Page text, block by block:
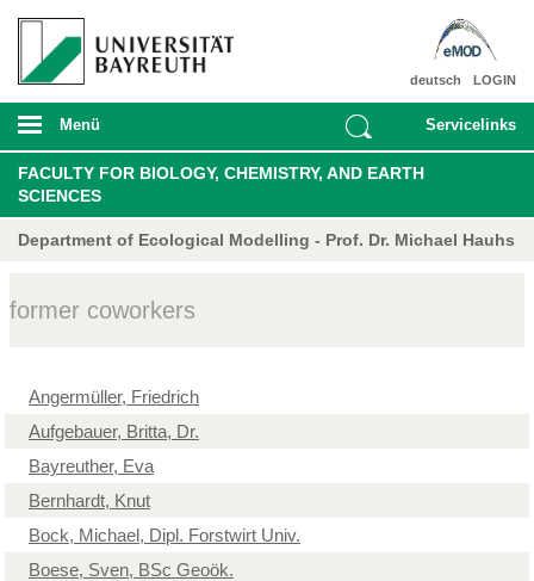
LOGIN
deutsch
Menü Servicelinks
FACULTY FOR BIOLOGY, CHEMISTRY, AND EARTH
SCIENCES
Department of Ecological Modelling - Prof. Dr. Michael Hauhs
former coworkers
Angermüller, Friedrich
Aufgebauer, Britta, Dr.
Bayreuther, Eva
Bernhardt, Knut
Bock, Michael, Dipl. Forstwirt Univ.
Boese, Sven, BSc Geoök.